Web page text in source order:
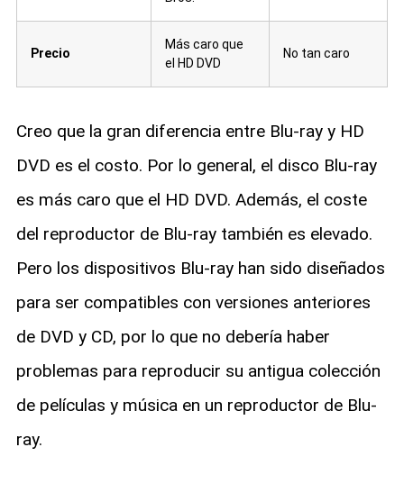
Precio
Más caro que
el HD DVD
No tan caro
Creo que la gran diferencia entre Blu-ray y HD
DVD es el costo. Por lo general, el disco Blu-ray
es más caro que el HD DVD. Además, el coste
del reproductor de Blu-ray también es elevado.
Pero los dispositivos Blu-ray han sido diseñados
para ser compatibles con versiones anteriores
de DVD y CD, por lo que no debería haber
problemas para reproducir su antigua colección
de películas y música en un reproductor de Blu-
ray.